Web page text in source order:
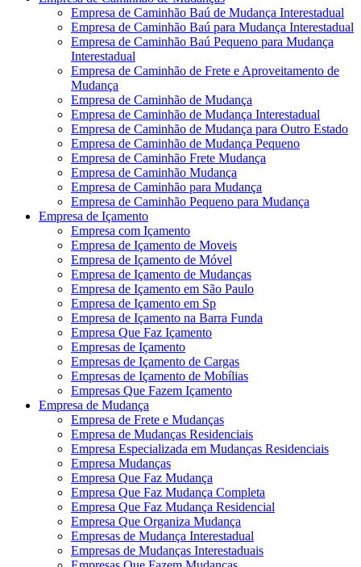
Empresa de Caminhão Baú de Mudança Interestadual
Empresa de Caminhão Baú para Mudança Interestadual
Empresa de Caminhão Baú Pequeno para Mudança
Interestadual
Empresa de Caminhão de Frete e Aproveitamento de
Mudança
Empresa de Caminhão de Mudança
Empresa de Caminhão de Mudança Interestadual
Empresa de Caminhão de Mudança para Outro Estado
Empresa de Caminhão de Mudança Pequeno
Empresa de Caminhão Frete Mudança
Empresa de Caminhão Mudança
Empresa de Caminhão para Mudança
Empresa de Caminhão Pequeno para Mudança
Empresa de Içamento
Empresa com Içamento
Empresa de Içamento de Moveis
Empresa de Içamento de Móvel
Empresa de Içamento de Mudanças
Empresa de Içamento em São Paulo
Empresa de Içamento em Sp
Empresa de Içamento na Barra Funda
Empresa Que Faz Içamento
Empresas de Içamento
Empresas de Içamento de Cargas
Empresas de Içamento de Mobílias
Empresas Que Fazem Içamento
Empresa de Mudança
Empresa de Frete e Mudanças
Empresa de Mudanças Residenciais
Empresa Especializada em Mudanças Residenciais
Empresa Mudanças
Empresa Que Faz Mudança
Empresa Que Faz Mudança Completa
Empresa Que Faz Mudança Residencial
Empresa Que Organiza Mudança
Empresas de Mudança Interestadual
Empresas de Mudanças Interestaduais